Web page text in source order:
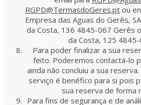
RGPD@TermasdoGeres.ptou
Empresa das Aguas do Gerês,
da Costa, 136 4845-067 Gerês
da Costa, 125
Para poder finalizar a sua
feito. Poderemos contactá-lo
ainda não concluiu a sua
serviço é benéfico para si pois
sua reserva de forma
Para fins de segurança e de